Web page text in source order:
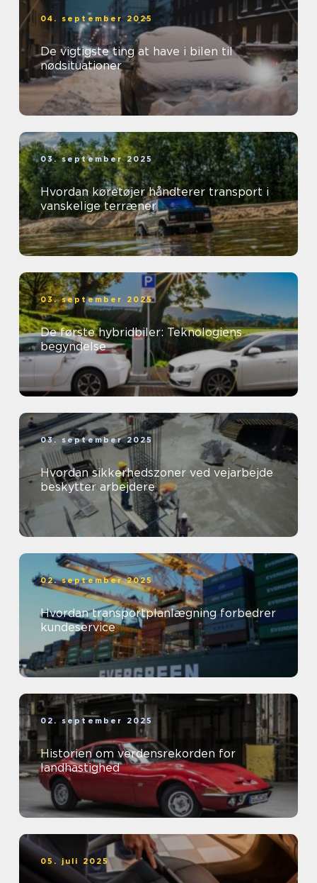
04. september 2025
De vigtigste ting at have i bilen til
nødsituationer
03. september 2025
Hvordan køretøjer håndterer transport i
vanskelige terræner
03. september 2025
De første hybridbiler: Teknologiens
begyndelse
03. september 2025
Hvordan sikkerhedszoner ved vejarbejde
beskytter arbejdere
02. september 2025
Hvordan transportplanlægning forbedrer
kundeservice
02. september 2025
Historien om verdensrekorden for
landhastighed
05. juli 2025